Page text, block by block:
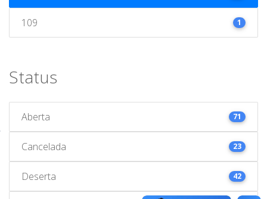
109 1
Status
Aberta 71
Cancelada 23
Deserta 42